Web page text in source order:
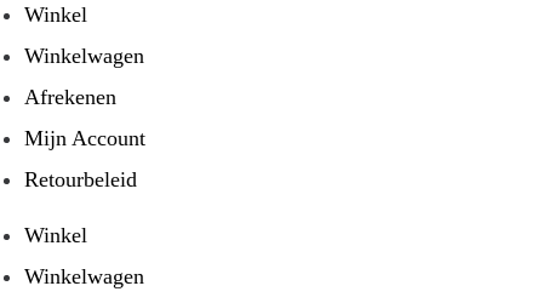
Winkel
Winkelwagen
Afrekenen
Mijn Account
Retourbeleid
Winkel
Winkelwagen